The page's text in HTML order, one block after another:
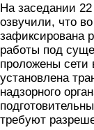
На заседании 22
озвучили, что
зафиксирована
работы под
проложены сети
установлена
надзорного
требуют